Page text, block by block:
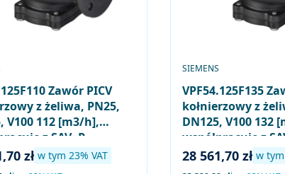
Zawór PICV
z żeliwa, PN25,
V100 112 [m3/h],
z SAV..P..,
zł w tym %s VAT
w tym 23% VAT
VPF54.125F135
kołnierzowy z
DN125, V100 132
współpracuje z
SQV..P..
PRODUCENT
SIEMENS
Cena brutto
28 561,70 zł w tym
w tym